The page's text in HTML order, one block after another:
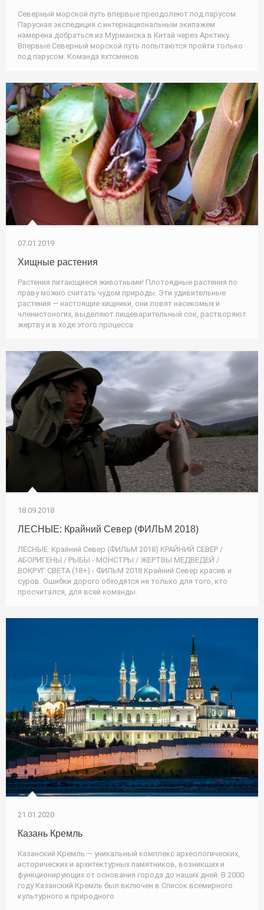
Северный морской путь впервые преодолеют под парусом.
Парусная экспедиция с интернациональным экипажем
намерена добраться из Мурманска в Китай через Арктику.
Впервые Северный морской путь попытаются пройти только
под парусом. Команда яхтсменов
07.01.2019
Хищные растения
Растения питающиеся животными! Плотоядные растения по
праву можно считать чудом природы. Эти удивительные
растения — настоящие хищники, они ловят насекомых и
членистоногих, выделяют пищеварительный сок, растворяют
жертву и в ходе этого процесса
18.09.2018
ЛЕСНЫЕ: Крайний Север (ФИЛЬМ 2018)
ЛЕСНЫЕ: Крайний Север (ФИЛЬМ 2018) КРАЙНИЙ СЕВЕР /
АБОРИГЕНЫ / РЫБЫ - МОНСТРЫ / ЖЕРТВЫ МЕДВЕДЕЙ /
ВОКРУГ СВЕТА (18+) - ФИЛЬМ 2018 Крайний Север красив и
суров. Ошибки дорого обходятся не только для того, кто
просчитался, для всей команды.
21.01.2020
Казань Кремль
Казанский Кремль — уникальный комплекс археологических,
исторических и архитектурных памятников, возникших и
функционирующих от основания города до наших дней. В 2000
году Казанский Кремль был включен в Список всемирного
культурного и природного